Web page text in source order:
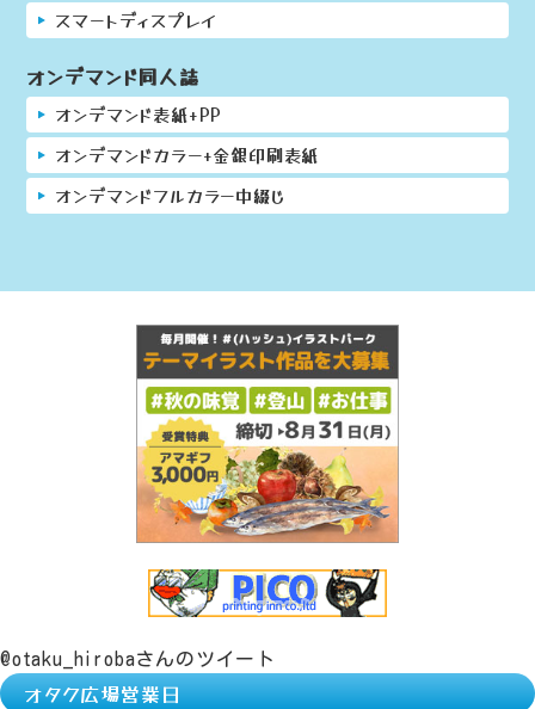
スマートディスプレイ
オンデマンド同人誌
オンデマンド表紙+PP
オンデマンドカラー+金銀印刷表紙
オンデマンドフルカラー中綴じ
@otaku_hirobaさんのツイート
オタク広場営業日